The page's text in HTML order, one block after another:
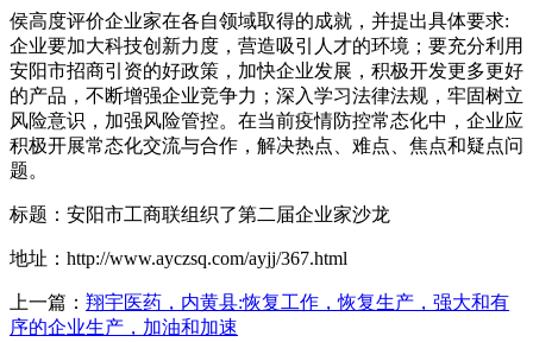
侯高度评价企业家在各自领域取得的成就，并提出具体要求:
企业要加大科技创新力度，营造吸引人才的环境；要充分利用
安阳市招商引资的好政策，加快企业发展，积极开发更多更好
的产品，不断增强企业竞争力；深入学习法律法规，牢固树立
风险意识，加强风险管控。在当前疫情防控常态化中，企业应
积极开展常态化交流与合作，解决热点、难点、焦点和疑点问
题。
标题：安阳市工商联组织了第二届企业家沙龙
地址：http://www.ayczsq.com/ayjj/367.html
上一篇： 翔宇医药，内黄县:恢复工作，恢复生产，强大和有
序的企业生产，加油和加速